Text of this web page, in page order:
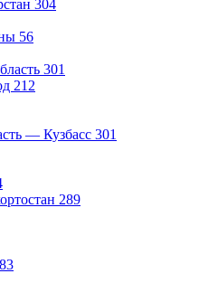
304
56
301
212
— Кузбасс 301
289